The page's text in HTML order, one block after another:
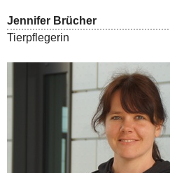
Jennifer Brücher
Tierpflegerin